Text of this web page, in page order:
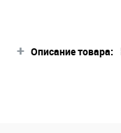
+ Описание товара: